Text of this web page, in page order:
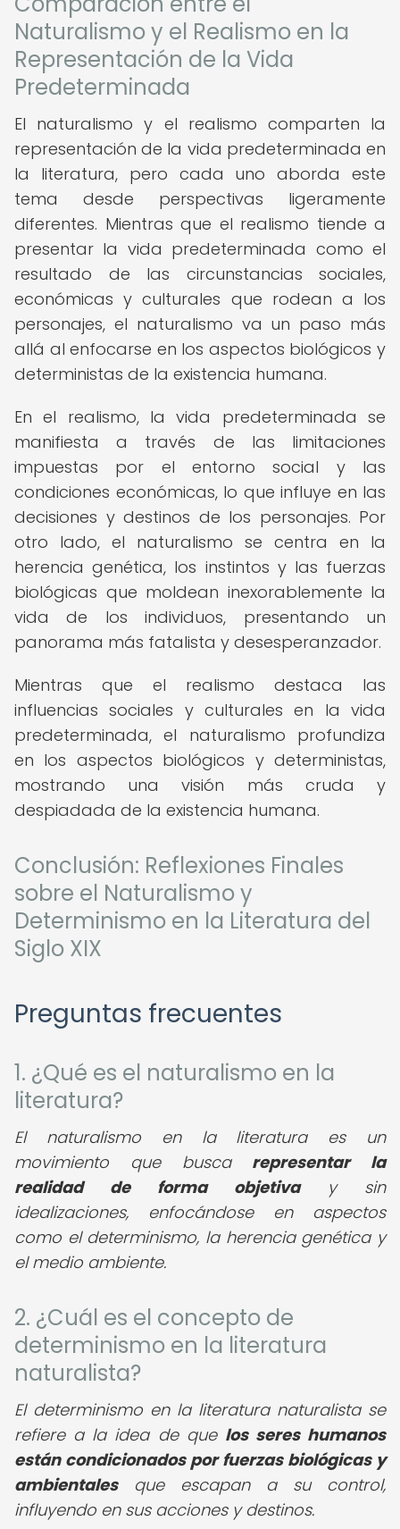
Naturalismo y el Realismo en la
Representación de la Vida
Predeterminada
El naturalismo y el realismo comparten la
representación de la vida predeterminada en
la literatura, pero cada uno aborda este
tema desde perspectivas ligeramente
diferentes. Mientras que el realismo tiende a
presentar la vida predeterminada como el
resultado de las circunstancias sociales,
económicas y culturales que rodean a los
personajes, el naturalismo va un paso más
allá al enfocarse en los aspectos biológicos y
deterministas de la existencia humana.
En el realismo, la vida predeterminada se
manifiesta a través de las limitaciones
impuestas por el entorno social y las
condiciones económicas, lo que influye en las
decisiones y destinos de los personajes. Por
otro lado, el naturalismo se centra en la
herencia genética, los instintos y las fuerzas
biológicas que moldean inexorablemente la
vida de los individuos, presentando un
panorama más fatalista y desesperanzador.
Mientras que el realismo destaca las
influencias sociales y culturales en la vida
predeterminada, el naturalismo profundiza
en los aspectos biológicos y deterministas,
mostrando una visión más cruda y
despiadada de la existencia humana.
Conclusión: Reflexiones Finales
sobre el Naturalismo y
Determinismo en la Literatura del
Siglo XIX
Preguntas frecuentes
1. ¿Qué es el naturalismo en la
literatura?
El naturalismo en la literatura es un
movimiento que busca representar la
realidad de forma objetivay sin
idealizaciones, enfocándose en aspectos
como el determinismo, la herencia genética y
el medio ambiente.
2. ¿Cuál es el concepto de
determinismo en la literatura
naturalista?
El determinismo en la literatura naturalista se
refiere a la idea de que los seres humanos
están condicionados por fuerzas biológicas y
ambientalesque escapan a su control,
influyendo en sus acciones y destinos.